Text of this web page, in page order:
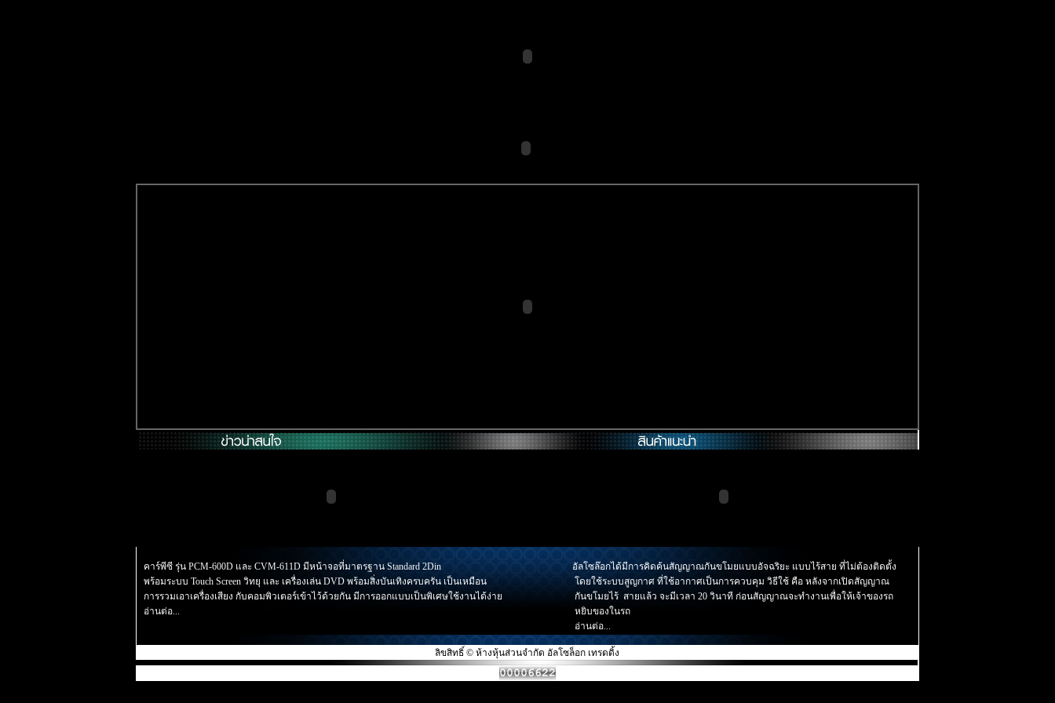
คาร์พีซี รุ่น PCM-600D และ CVM-611D มีหน้าจอที่มาตรฐาน Standard 2Din
พร้อมระบบ Touch Screen วิทยุ และ เครื่องเล่น DVD พร้อมสิ่งบันเทิงครบครัน เป็นเหมือน
การรวมเอาเครื่องเสียง กับคอมพิวเตอร์เข้าไว้ด้วยกัน มีการออกแบบเป็นพิเศษใช้งานได้ง่าย
อ่านต่อ...
อัลโซล๊อกได้มีการคิดค้นสัญญาณกันขโมยแบบอัจฉริยะ แบบไร้สาย ที่ไม่ต้องติดตั้ง
โดยใช้ระบบสูญกาศ ที่ใช้อากาศเป็นการควบคุม วิธีใช้ คือ หลังจากเปิดสัญญาณ
กันขโมยไร้ สายแล้ว จะมีเวลา 20 วินาที ก่อนสัญญาณจะทำงานเพื่อให้เจ้าของรถ
หยิบของในรถ
อ่านต่อ...
ลิขสิทธิ์ © ห้างหุ้นส่วนจำกัด อัลโซล็อก เทรดดิ้ง